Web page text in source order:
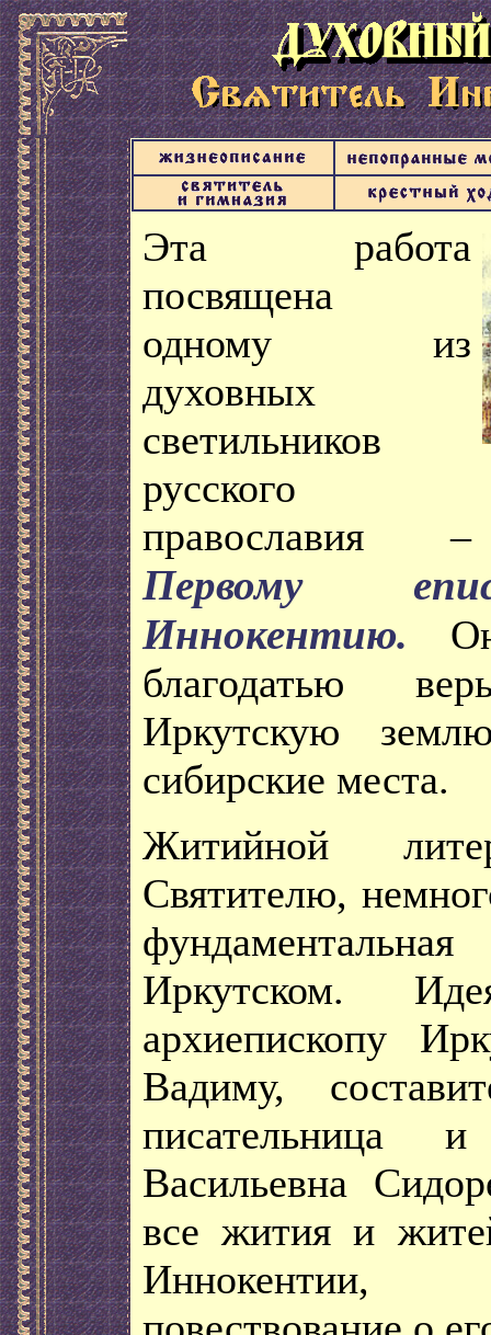
Эта работа
посвящена
одному из
духовных
светильников
русского
православия –
Первому
Иннокентию.
благодатью
Иркутскую
сибирские места.
Житийной
Святителю,
Иркутском.
архиепископу
Вадиму,
писательница
Васильевна
все жития и
Иннокентии,